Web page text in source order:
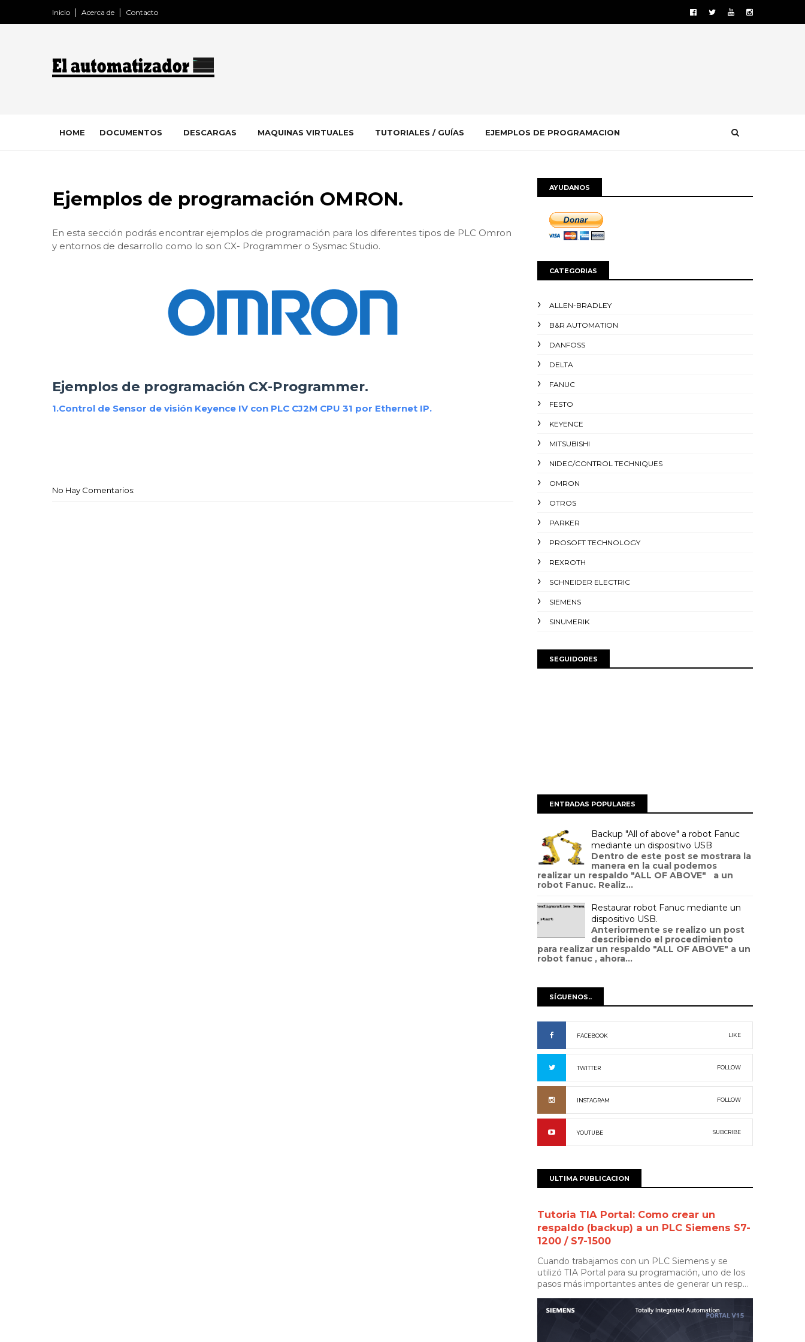
Inicio Acerca de Contacto
HOME DOCUMENTOS DESCARGAS MAQUINAS VIRTUALES TUTORIALES / GUÍAS EJEMPLOS DE PROGRAMACION
Ejemplos de programación OMRON.
En esta sección podrás encontrar ejemplos de programación para los diferentes tipos de PLC Omron
y entornos de desarrollo como lo son CX- Programmer o Sysmac Studio.
Ejemplos de programación CX-Programmer.
1.Control de Sensor de visión Keyence IV con PLC CJ2M CPU 31 por Ethernet IP.
No Hay Comentarios:
AYUDANOS
CATEGORIAS
ALLEN-BRADLEY
B&R AUTOMATION
DANFOSS
DELTA
FANUC
FESTO
KEYENCE
MITSUBISHI
NIDEC/CONTROL TECHNIQUES
OMRON
OTROS
PARKER
PROSOFT TECHNOLOGY
REXROTH
SCHNEIDER ELECTRIC
SIEMENS
SINUMERIK
SEGUIDORES
ENTRADAS POPULARES
Backup "All of above" a robot Fanuc
mediante un dispositivo USB
Dentro de este post se mostrara la
manera en la cual podemos
realizar un respaldo "ALL OF ABOVE" a un
robot Fanuc. Realiz...
Restaurar robot Fanuc mediante un
dispositivo USB.
Anteriormente se realizo un post
describiendo el procedimiento
para realizar un respaldo "ALL OF ABOVE" a un
robot fanuc , ahora...
SÍGUENOS..
FACEBOOK LIKE
TWITTER FOLLOW
INSTAGRAM FOLLOW
YOUTUBE SUBCRIBE
ULTIMA PUBLICACION
Tutoria TIA Portal: Como crear un
respaldo (backup) a un PLC Siemens S7-
1200 / S7-1500
Cuando trabajamos con un PLC Siemens y se
utilizó TIA Portal para su programación, uno de los
pasos más importantes antes de generar un resp...